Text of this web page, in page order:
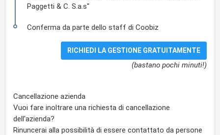
Paggetti & C. S.a.s"
Conferma da parte dello staff di Coobiz
(bastano pochi minuti!)
Cancellazione azienda
Vuoi fare inoltrare una richiesta di cancellazione
dell'azienda?
Rinuncerai alla possibilità di essere contattato da persone